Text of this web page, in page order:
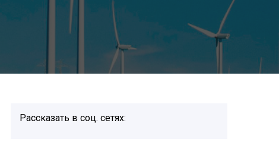
Рассказать в соц. сетях: